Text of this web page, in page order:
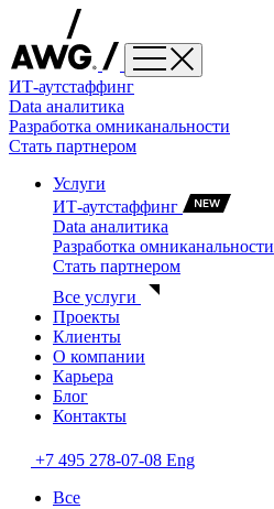
ИТ-аутстаффинг
Data аналитика
Разработка омниканальности
Стать партнером
Услуги
ИТ-аутстаффинг
Data аналитика
Разработка омниканальности
Стать партнером
Все услуги
Проекты
Клиенты
О компании
Карьера
Блог
Контакты
+7 495 278-07-08 Eng
Все